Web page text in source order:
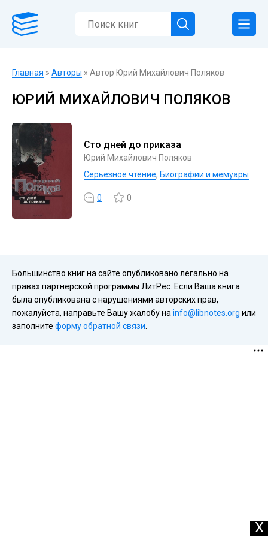
Главная » Авторы » Автор Юрий Михайлович Поляков
ЮРИЙ МИХАЙЛОВИЧ ПОЛЯКОВ
Сто дней до приказа
Юрий Михайлович Поляков
Серьезное чтение, Биографии и мемуары
0 0
Большинство книг на сайте опубликовано легально на
правах партнёрской программы ЛитРес. Если Ваша книга
была опубликована с нарушениями авторских прав,
пожалуйста, направьте Вашу жалобу на info@libnotes.org или
заполните форму обратной связи
X